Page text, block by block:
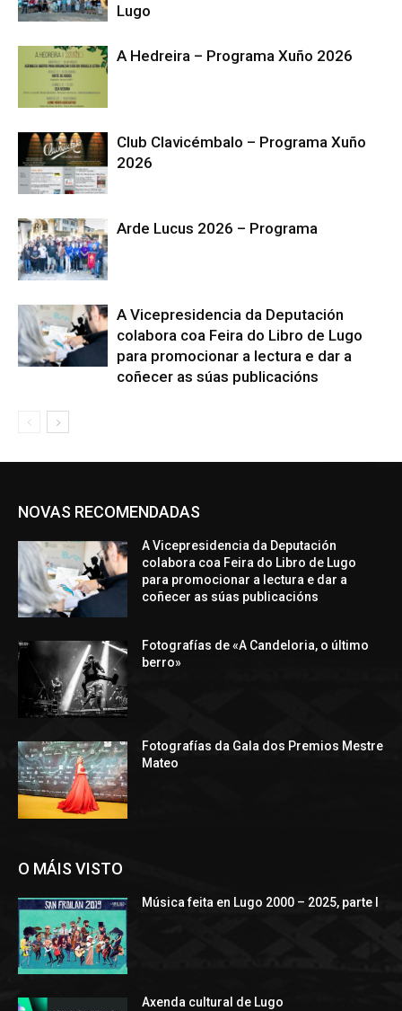
Lugo
A Hedreira – Programa Xuño 2026
Club Clavicémbalo – Programa Xuño
2026
Arde Lucus 2026 – Programa
A Vicepresidencia da Deputación
colabora coa Feira do Libro de Lugo
para promocionar a lectura e dar a
coñecer as súas publicacións
NOVAS RECOMENDADAS
A Vicepresidencia da Deputación
colabora coa Feira do Libro de Lugo
para promocionar a lectura e dar a
coñecer as súas publicacións
Fotografías de «A Candeloria, o último
berro»
Fotografías da Gala dos Premios Mestre
Mateo
O MÁIS VISTO
Música feita en Lugo 2000 – 2025, parte I
Axenda cultural de Lugo